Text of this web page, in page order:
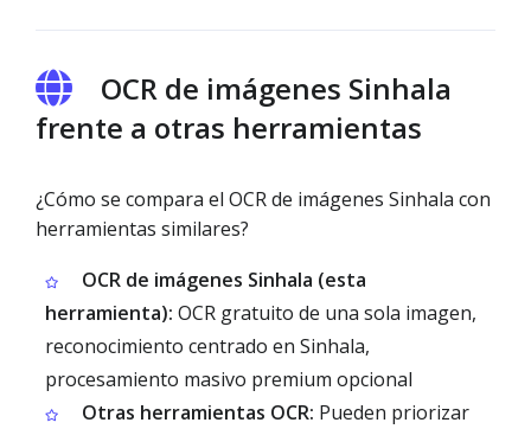
OCR de imágenes Sinhala
frente a otras herramientas
¿Cómo se compara el OCR de imágenes Sinhala con
herramientas similares?
OCR de imágenes Sinhala (esta
herramienta): OCR gratuito de una sola imagen,
reconocimiento centrado en Sinhala,
procesamiento masivo premium opcional
Otras herramientas OCR: Pueden priorizar